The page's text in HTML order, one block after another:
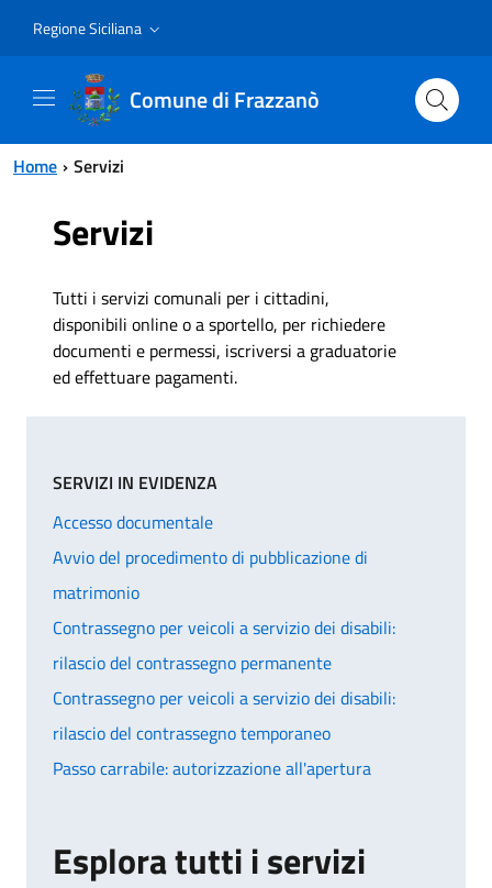
Regione Siciliana
Comune di Frazzanò
Home Servizi
Servizi
Tutti i servizi comunali per i cittadini,
disponibili online o a sportello, per richiedere
documenti e permessi, iscriversi a graduatorie
ed effettuare pagamenti.
Esplora tutti i servizi
SERVIZI IN EVIDENZA
Accesso documentale
Avvio del procedimento di pubblicazione di
matrimonio
Contrassegno per veicoli a servizio dei disabili:
rilascio del contrassegno permanente
Contrassegno per veicoli a servizio dei disabili:
rilascio del contrassegno temporaneo
Passo carrabile: autorizzazione all'apertura